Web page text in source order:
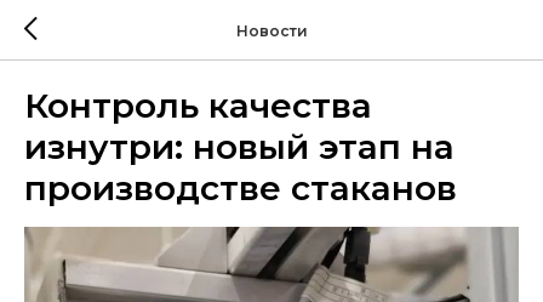
Новости
Контроль качества
изнутри: новый этап на
производстве стаканов